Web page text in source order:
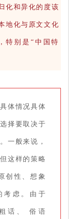
化和异化的度该
地化与原文文化
特别是“中国特
体情况具体
择要取决于
一般来说，
这样的策略
创性、想象
考虑。由于
话、 俗语